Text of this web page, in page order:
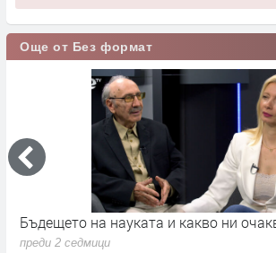
Още от Без формат
Бъдещето на науката и какво ни
преди 2 седмици